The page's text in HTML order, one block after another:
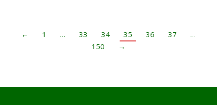
← 1 … 33 34 35 36 37
…
150
→